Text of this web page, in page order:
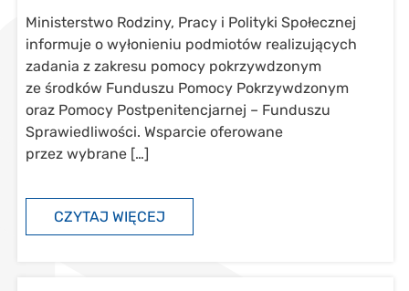
Ministerstwo Rodziny, Pracy i Polityki Społecznej
informuje o wyłonieniu podmiotów realizujących
zadania z zakresu pomocy pokrzywdzonym
ze środków Funduszu Pomocy Pokrzywdzonym
oraz Pomocy Postpenitencjarnej – Funduszu
Sprawiedliwości. Wsparcie oferowane
przez wybrane […]
CZYTAJ WIĘCEJ